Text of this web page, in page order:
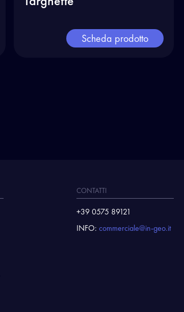
Scheda prodotto
CONTATTI
+39 0575 89121
INFO:commerciale@in-geo.it